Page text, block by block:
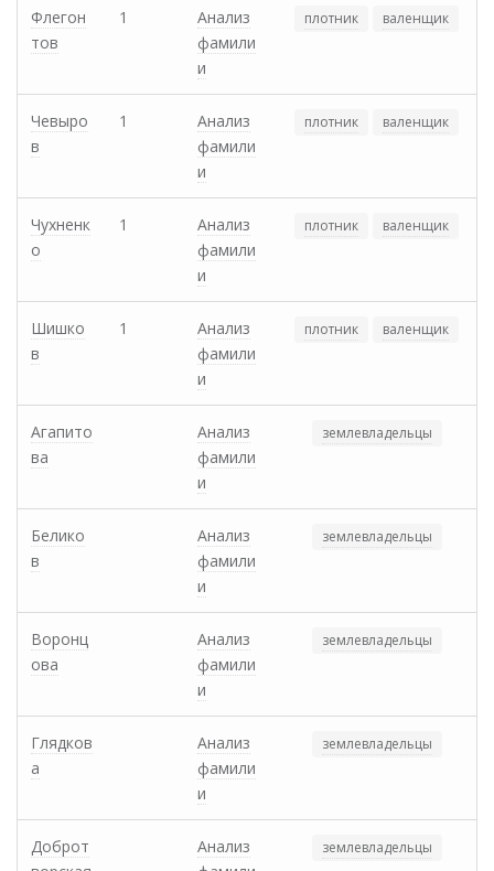
Флегон
тов
1
Анализ
фамили
и
плотник валенщик
Чевыро
в
1
Анализ
фамили
и
плотник валенщик
Чухненк
о
1
Анализ
фамили
и
плотник валенщик
Шишко
в
1
Анализ
фамили
и
плотник валенщик
Агапито
ва
Анализ
фамили
и
землевладельцы
Белико
в
Анализ
фамили
и
землевладельцы
Воронц
ова
Анализ
фамили
и
землевладельцы
Глядков
а
Анализ
фамили
и
землевладельцы
Доброт
Анализ
землевладельцы